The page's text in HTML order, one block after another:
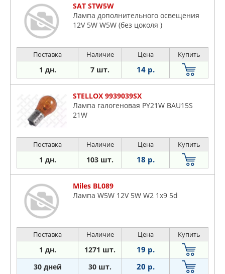
SAT STW5W
Лампа дополнительного освещения
12V 5W W5W (без цоколя )
Поставка Наличие Цена Купить
1 дн. 7 шт. 14 р.
STELLOX 9939039SX
Лампа галогеновая PY21W BAU15S
21W
Поставка Наличие Цена Купить
1 дн. 103 шт. 18 р.
Miles BL089
Лампа W5W 12V 5W W2 1x9 5d
Поставка Наличие Цена Купить
1 дн. 1271 шт. 19 р.
30 дней 30 шт. 20 р.